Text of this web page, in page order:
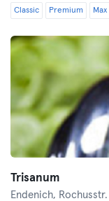
Classic Premium Max
Trisanum
Endenich, Rochusstr.